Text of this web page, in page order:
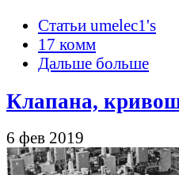
Статьи umelec1's
17 комм
Дальше больше
Клапана,
6 фев 2019